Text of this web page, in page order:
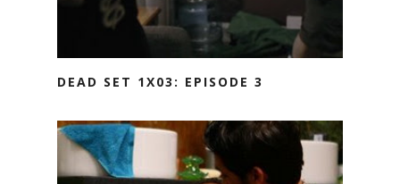
DEAD SET 1X03: EPISODE 3